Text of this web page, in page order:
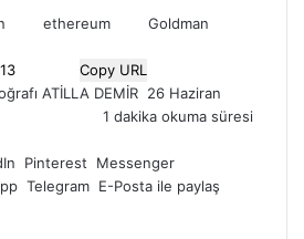
ethereum
Goldman
Copy URL
ATİLLA DEMİR Bir
e-
göndermek
26 Haziran
1 dakika okuma süresi
Pinterest
Messenger
Telegram E-Posta ile paylaş